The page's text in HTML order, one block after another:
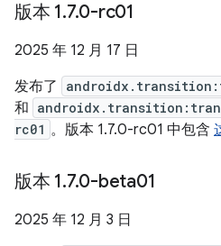
版本 1.7.0-rc01
2025 年 12 月 17 日
发布了
和
rc01 。版本 1.7.0-rc01 中包含
版本 1.7.0-beta01
2025 年 12 月 3 日